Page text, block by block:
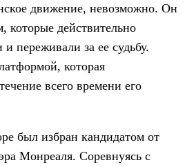
движение, невозможно. Он
которые действительно
переживали за ее судьбу.
которая
всего времени его
был избран кандидатом от
Монреаля. Соревнуясь с